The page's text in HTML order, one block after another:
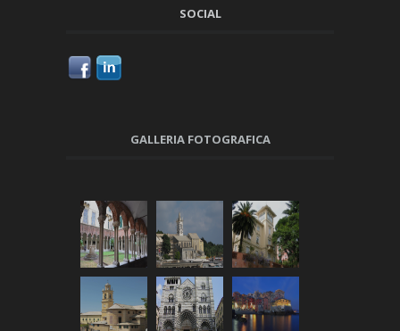
SOCIAL
GALLERIA FOTOGRAFICA